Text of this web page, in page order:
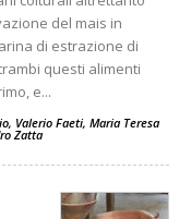
del mais in
di estrazione di
questi alimenti
e...
, Valerio Faeti, Maria Teresa
Zatta